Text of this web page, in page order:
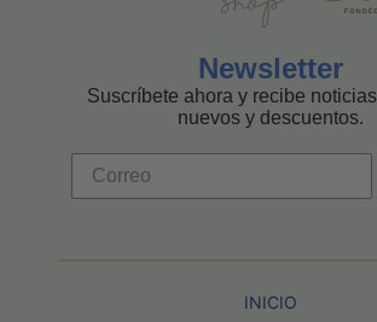
Newsletter
Suscríbete ahora y recibe
nuevos y descuentos.
INICIO